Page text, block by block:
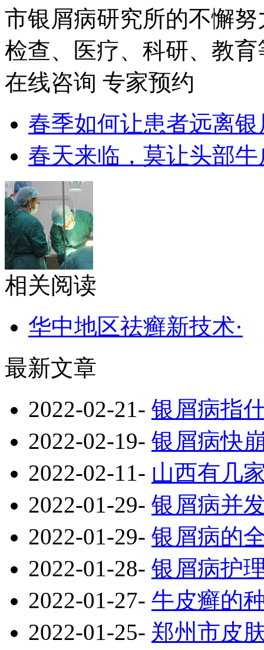
市银屑病研究所的不懈
检查、医疗、科研、教育
在线咨询 专家预约
春季如何让患者远离
春天来临，莫让头部牛
相关阅读
华中地区祛癣新技术·
最新文章
2022-02-21- 银屑病指
2022-02-19- 银屑病快
2022-02-11- 山西有几
2022-01-29- 银屑病并
2022-01-29- 银屑病的
2022-01-28- 银屑病护
2022-01-27- 牛皮癣的
2022-01-25- 郑州市皮